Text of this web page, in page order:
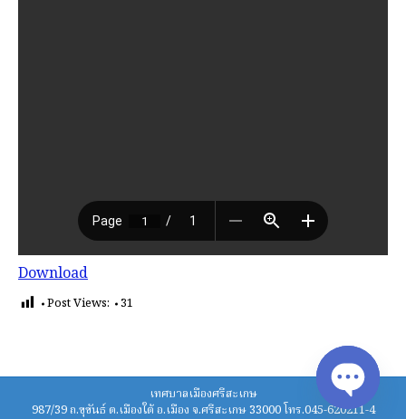
Download
Post Views: 31
เทศบาลเมืองศรีสะเกษ
987/39 ถ.ขุขันธ์ ต.เมืองใต้ อ.เมือง จ.ศรีสะเกษ 33000 โทร.045-620211-4
Open